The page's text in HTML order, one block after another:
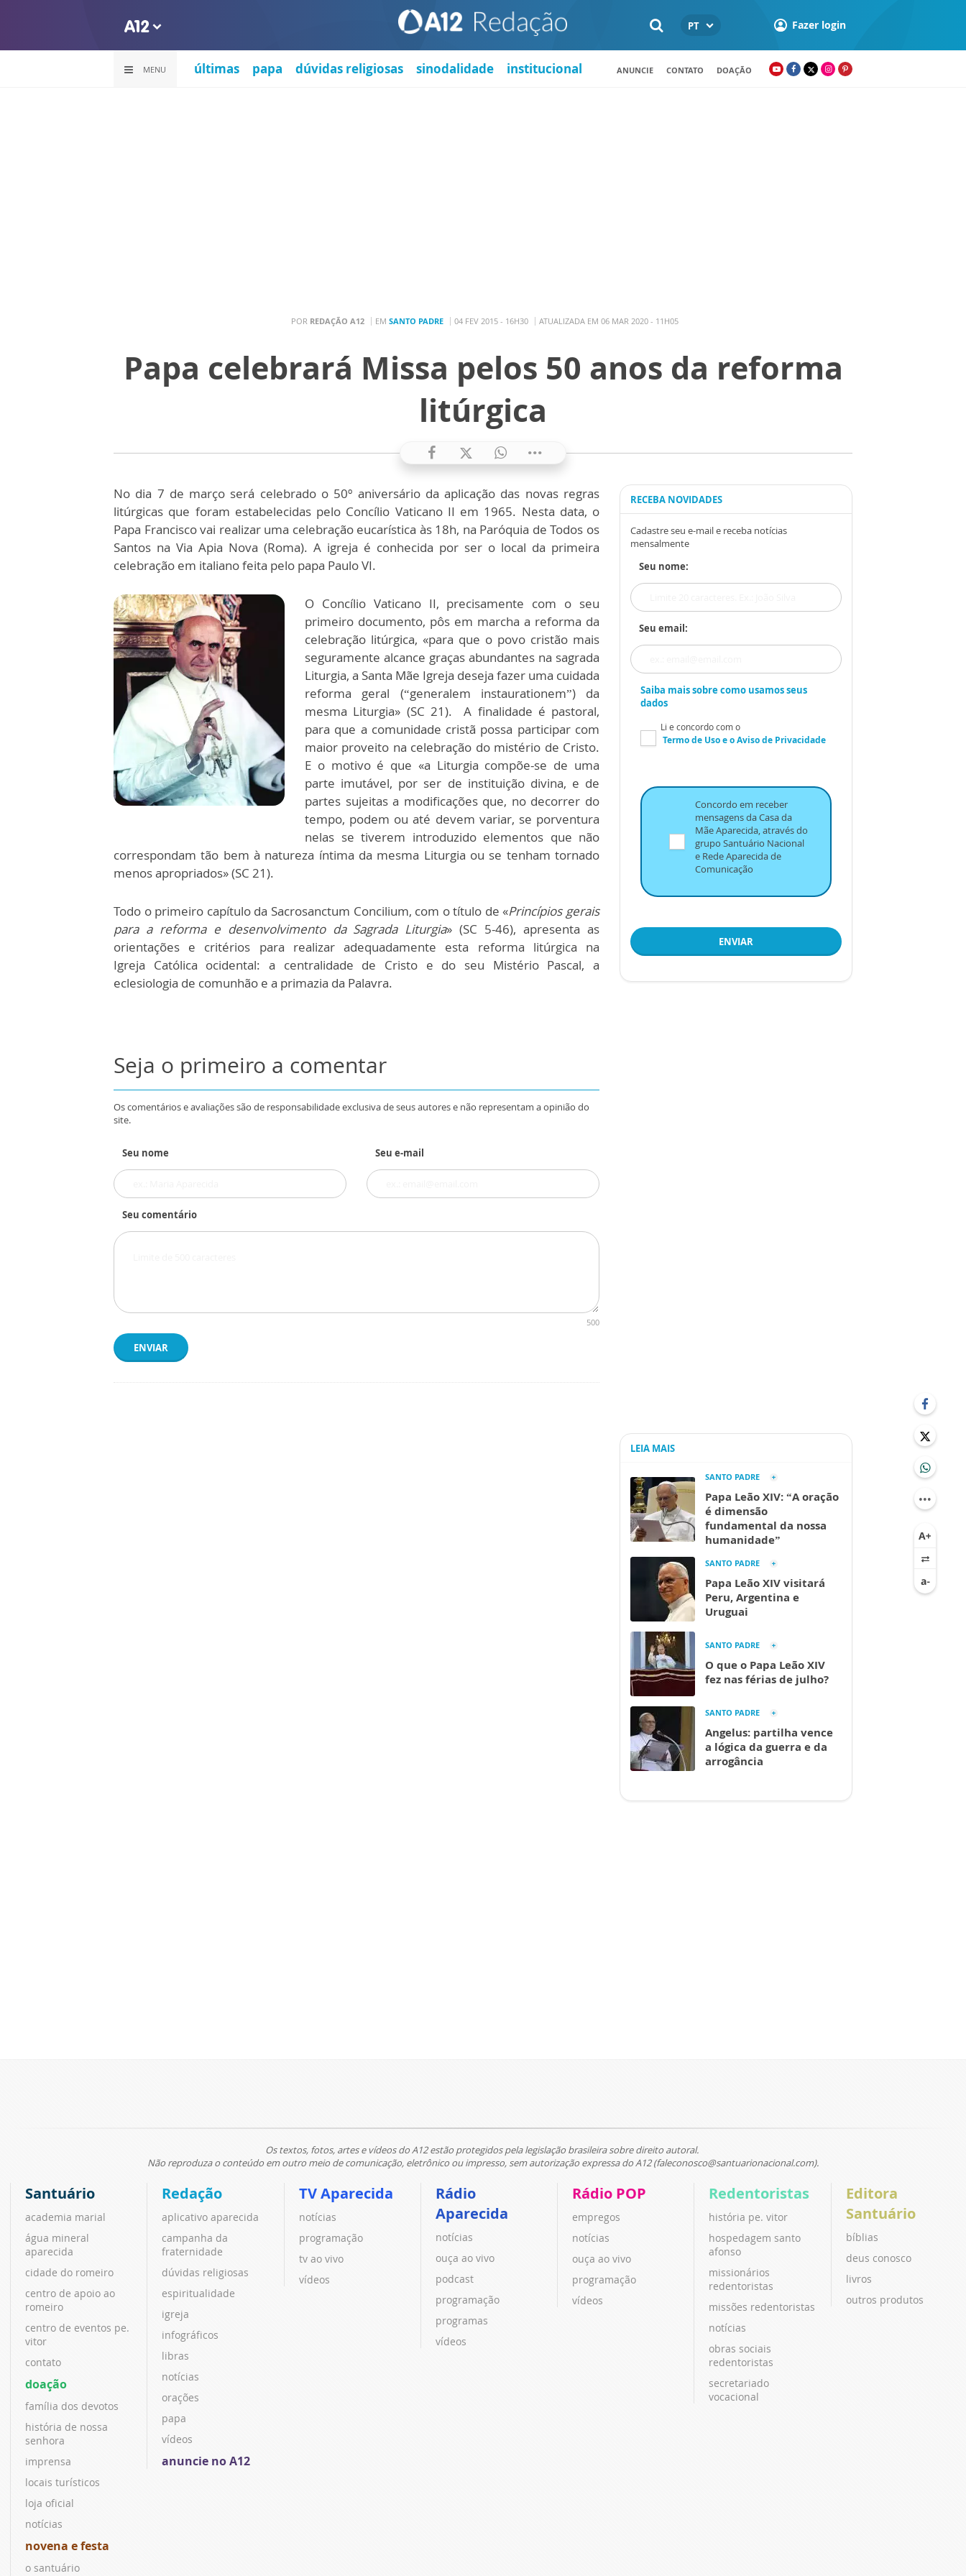
PT Fazer login
MENU últimas papa dúvidas religiosas sinodalidade institucional ANUNCIE CONTATO DOAÇÃO
POR REDAÇÃO A12 EM SANTO PADRE 04 FEV 2015 - 16H30 ATUALIZADA EM 06 MAR 2020 - 11H05
Papa celebrará Missa pelos 50 anos da reforma
litúrgica
No dia 7 de março será celebrado o 50º aniversário da aplicação das novas regras
litúrgicas que foram estabelecidas pelo Concílio Vaticano II em 1965. Nesta data, o
Papa Francisco vai realizar uma celebração eucarística às 18h, na Paróquia de Todos os
Santos na Via Apia Nova (Roma). A igreja é conhecida por ser o local da primeira
celebração em italiano feita pelo papa Paulo VI.
O Concílio Vaticano II, precisamente com o seu
primeiro documento, pôs em marcha a reforma da
celebração litúrgica, «para que o povo cristão mais
seguramente alcance graças abundantes na sagrada
Liturgia, a Santa Mãe Igreja deseja fazer uma cuidada
reforma geral (“generalem instaurationem”) da
mesma Liturgia» (SC 21). A finalidade é pastoral,
para que a comunidade cristã possa participar com
maior proveito na celebração do mistério de Cristo.
E o motivo é que «a Liturgia compõe-se de uma
parte imutável, por ser de instituição divina, e de
partes sujeitas a modificações que, no decorrer do
tempo, podem ou até devem variar, se porventura
nelas se tiverem introduzido elementos que não
correspondam tão bem à natureza íntima da mesma Liturgia ou se tenham tornado
menos apropriados» (SC 21).
Todo o primeiro capítulo da Sacrosanctum Concilium, com o título de «Princípios gerais
para a reforma e desenvolvimento da Sagrada Liturgia» (SC 5-46), apresenta as
orientações e critérios para realizar adequadamente esta reforma litúrgica na
Igreja Católica ocidental: a centralidade de Cristo e do seu Mistério Pascal, a
eclesiologia de comunhão e a primazia da Palavra.
Seja o primeiro a comentar
Os comentários e avaliações são de responsabilidade exclusiva de seus autores e não representam a opinião do
site.
Seu nome Seu e-mail
Seu comentário
500
ENVIAR
RECEBA NOVIDADES
Cadastre seu e-mail e receba notícias
mensalmente
Seu nome:
Seu email:
Saiba mais sobre como usamos seus
dados
Li e concordo com o
Termo de Usoe oAviso de Privacidade
Concordo em receber
mensagens da Casa da
Mãe Aparecida, através do
grupo Santuário Nacional
e Rede Aparecida de
Comunicação
ENVIAR
LEIA MAIS
SANTO PADRE
Papa Leão XIV: “A oração
é dimensão
fundamental da nossa
humanidade”
SANTO PADRE
Papa Leão XIV visitará
Peru, Argentina e
Uruguai
SANTO PADRE
O que o Papa Leão XIV
fez nas férias de julho?
SANTO PADRE
Angelus: partilha vence
a lógica da guerra e da
arrogância
Os textos, fotos, artes e vídeos do A12 estão protegidos pela legislação brasileira sobre direito autoral.
Não reproduza o conteúdo em outro meio de comunicação, eletrônico ou impresso, sem autorização expressa do A12 (faleconosco@santuarionacional.com).
Santuário
academia marial
água mineral
aparecida
cidade do romeiro
centro de apoio ao
romeiro
centro de eventos pe.
vitor
contato
doação
família dos devotos
história de nossa
senhora
imprensa
locais turísticos
loja oficial
notícias
novena e festa
o santuário
Redação
aplicativo aparecida
campanha da
fraternidade
dúvidas religiosas
espiritualidade
igreja
infográficos
libras
notícias
orações
papa
vídeos
anuncie no A12
TV Aparecida
notícias
programação
tv ao vivo
vídeos
Rádio
Aparecida
notícias
ouça ao vivo
podcast
programação
programas
vídeos
Rádio POP
empregos
notícias
ouça ao vivo
programação
vídeos
Redentoristas
história pe. vitor
hospedagem santo
afonso
missionários
redentoristas
missões redentoristas
notícias
obras sociais
redentoristas
secretariado
vocacional
Editora
Santuário
bíblias
deus conosco
livros
outros produtos